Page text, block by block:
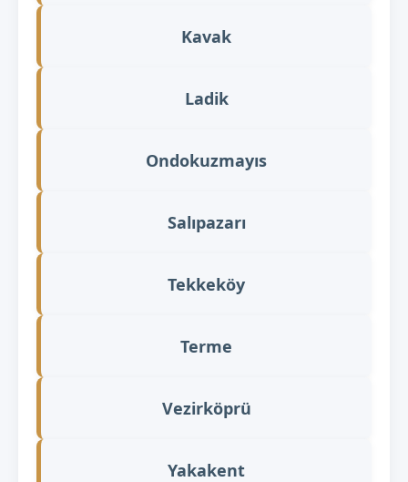
Kavak
Ladik
Ondokuzmayıs
Salıpazarı
Tekkeköy
Terme
Vezirköprü
Yakakent